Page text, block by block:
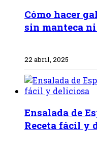
Cómo hacer
sin manteca
22 abril, 2025
Ensalada de
Receta fácil y